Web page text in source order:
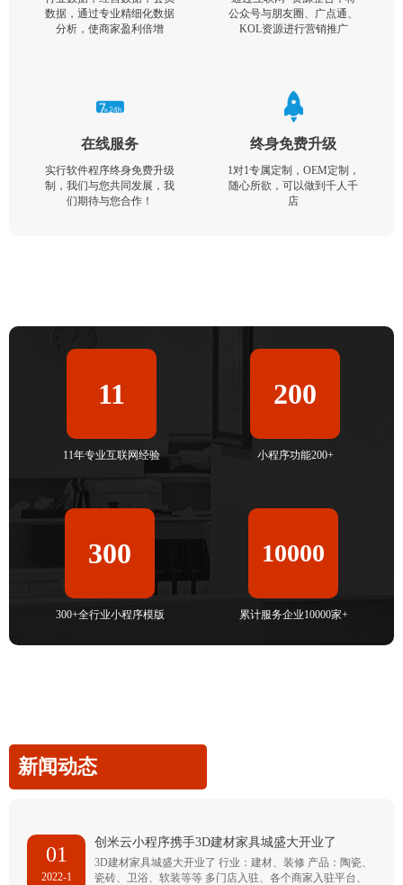
数据，通过专业精细化数据
分析，使商家盈利倍增
公众号与朋友圈、广点通、
KOL资源进行营销推广
在线服务
实行软件程序终身免费升级
制，我们与您共同发展，我
们期待与您合作！
终身免费升级
1对1专属定制，OEM定制，
随心所欲，可以做到千人千
店
11
11年专业互联网经验
200
小程序功能200+
300
300+全行业小程序模版
10000
累计服务企业10000家+
新闻动态
01
2022-1
创米云小程序携手3D建材家具城盛大开业了
3D建材家具城盛大开业了 行业：建材、装修 产品：陶瓷、
瓷砖、卫浴、软装等等 多门店入驻、各个商家入驻平台、